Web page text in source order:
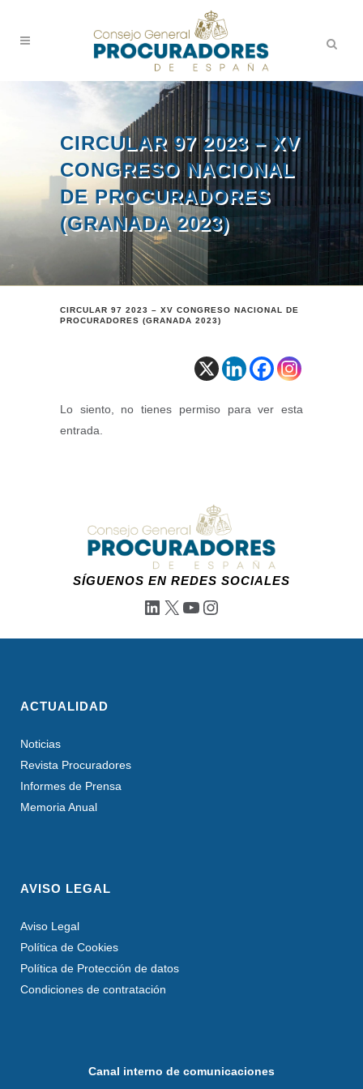
CIRCULAR 97 2023 – XV
CONGRESO NACIONAL
DE PROCURADORES
(GRANADA 2023)
CIRCULAR 97 2023 – XV CONGRESO NACIONAL DE
PROCURADORES (GRANADA 2023)
Lo siento, no tienes permiso para ver esta
entrada.
SÍGUENOS EN REDES SOCIALES
LinkedIn
X YouTube
Instagram
ACTUALIDAD
Noticias
Revista Procuradores
Informes de Prensa
Memoria Anual
AVISO LEGAL
Aviso Legal
Política de Cookies
Política de Protección de datos
Condiciones de contratación
Canal interno de comunicaciones